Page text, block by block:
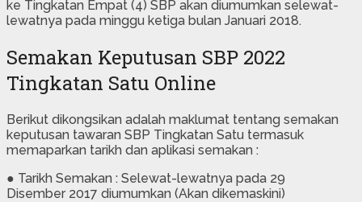
ke Tingkatan Empat (4) SBP akan diumumkan selewat-
lewatnya pada minggu ketiga bulan Januari 2018.
Semakan Keputusan SBP 2022
Tingkatan Satu Online
Berikut dikongsikan adalah maklumat tentang semakan
keputusan tawaran SBP Tingkatan Satu termasuk
memaparkan tarikh dan aplikasi semakan :
● Tarikh Semakan : Selewat-lewatnya pada 29
Disember 2017 diumumkan (Akan dikemaskini)